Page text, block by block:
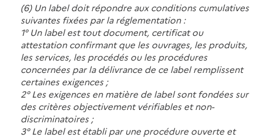
(6) Un label doit répondre aux conditions cumulatives
suivantes fixées par la réglementation :
1° Un label est tout document, certificat ou
attestation confirmant que les ouvrages, les produits,
les services, les procédés ou les procédures
concernées par la délivrance de ce label remplissent
certaines exigences ;
2° Les exigences en matière de label sont fondées sur
des critères objectivement vérifiables et non-
discriminatoires ;
3° Le label est établi par une procédure ouverte et